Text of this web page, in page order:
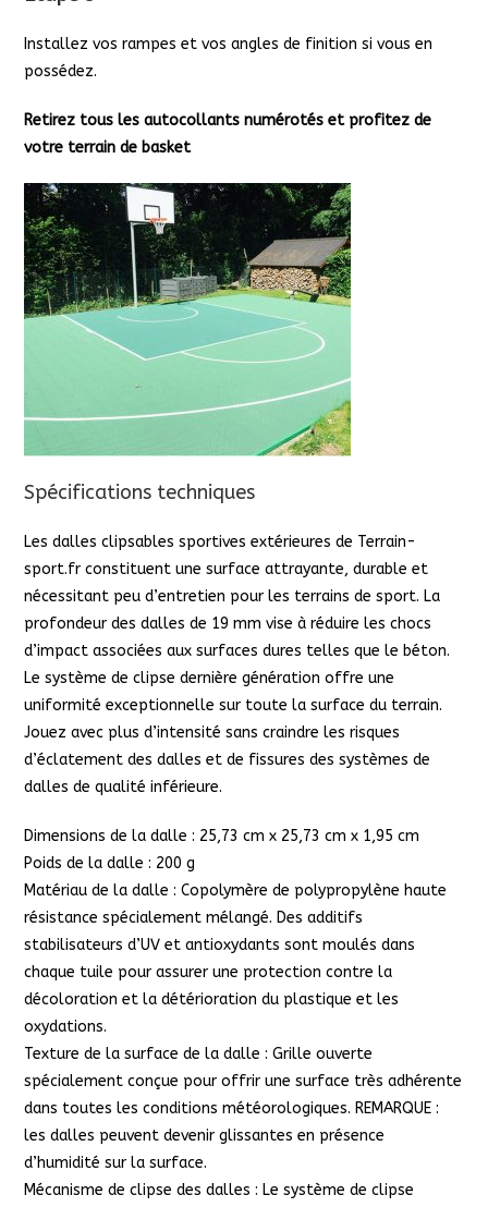
Installez vos rampes et vos angles de finition si vous en
possédez.
Retirez tous les autocollants numérotés et profitez de
votre terrain de basket
Spécifications techniques
Les dalles clipsables sportives extérieures de Terrain-
sport.fr constituent une surface attrayante, durable et
nécessitant peu d’entretien pour les terrains de sport. La
profondeur des dalles de 19 mm vise à réduire les chocs
d’impact associées aux surfaces dures telles que le béton.
Le système de clipse dernière génération offre une
uniformité exceptionnelle sur toute la surface du terrain.
Jouez avec plus d’intensité sans craindre les risques
d’éclatement des dalles et de fissures des systèmes de
dalles de qualité inférieure.
Dimensions de la dalle : 25,73 cm x 25,73 cm x 1,95 cm
Poids de la dalle : 200 g
Matériau de la dalle : Copolymère de polypropylène haute
résistance spécialement mélangé. Des additifs
stabilisateurs d’UV et antioxydants sont moulés dans
chaque tuile pour assurer une protection contre la
décoloration et la détérioration du plastique et les
oxydations.
Texture de la surface de la dalle : Grille ouverte
spécialement conçue pour offrir une surface très adhérente
dans toutes les conditions météorologiques. REMARQUE :
les dalles peuvent devenir glissantes en présence
d’humidité sur la surface.
Mécanisme de clipse des dalles : Le système de clipse